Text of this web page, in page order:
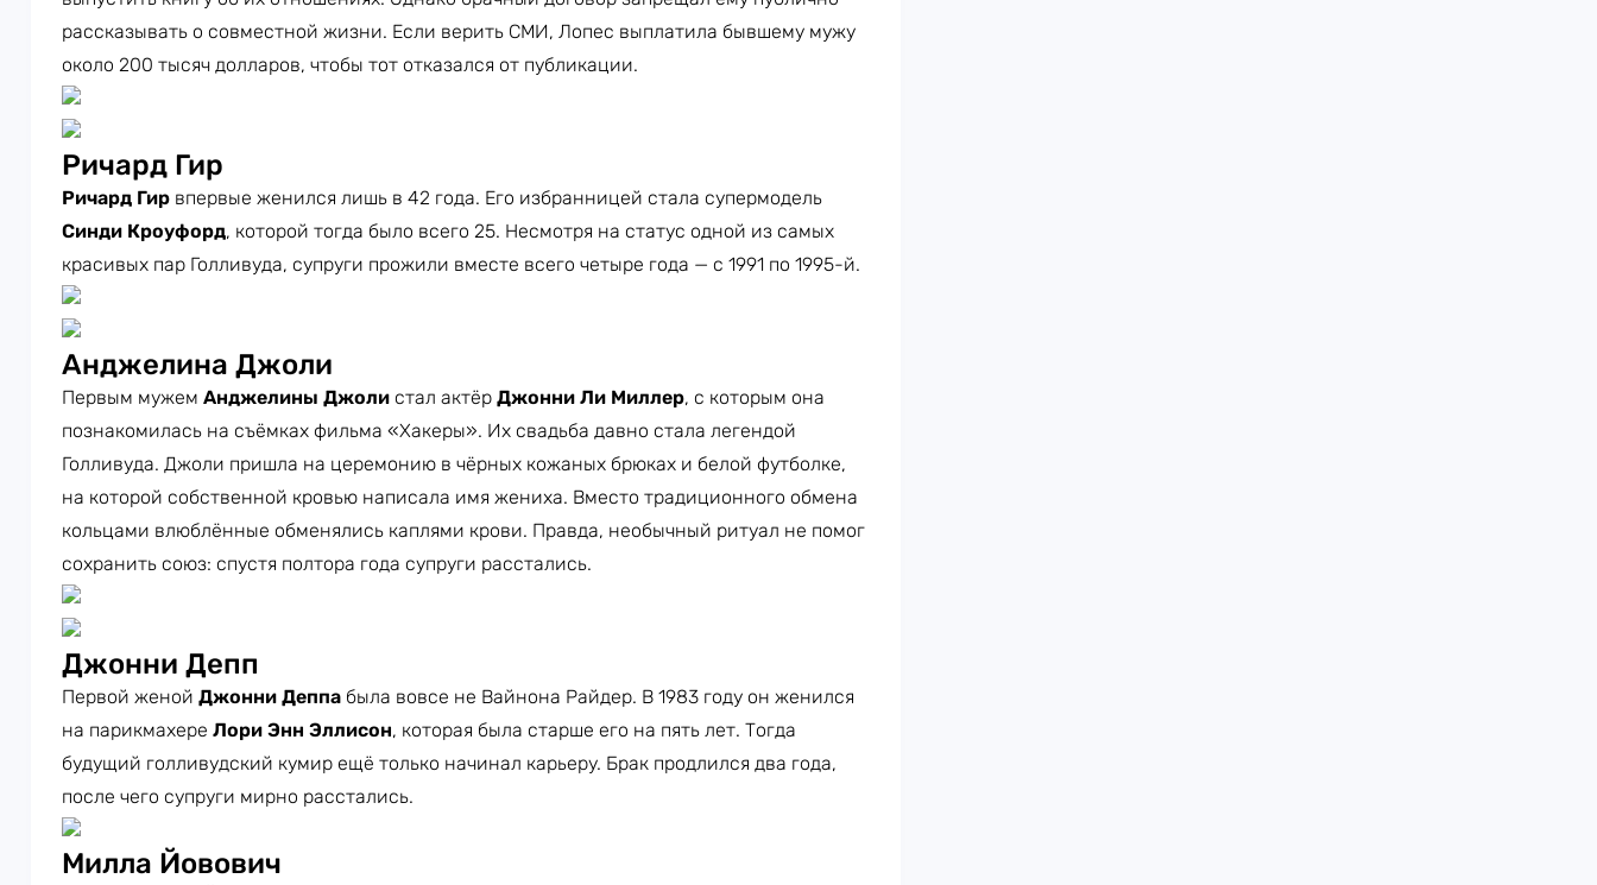
рассказывать о совместной жизни. Если верить СМИ, Лопес выплатила бывшему мужу
около 200 тысяч долларов, чтобы тот отказался от публикации.
Ричард Гир
Ричард Гир впервые женился лишь в 42 года. Его избранницей стала супермодель
Синди Кроуфорд, которой тогда было всего 25. Несмотря на статус одной из самых
красивых пар Голливуда, супруги прожили вместе всего четыре года — с 1991 по 1995-й.
Анджелина Джоли
Первым мужем Анджелины Джоли стал актёр Джонни Ли Миллер, с которым она
познакомилась на съёмках фильма «Хакеры». Их свадьба давно стала легендой
Голливуда. Джоли пришла на церемонию в чёрных кожаных брюках и белой футболке,
на которой собственной кровью написала имя жениха. Вместо традиционного обмена
кольцами влюблённые обменялись каплями крови. Правда, необычный ритуал не помог
сохранить союз: спустя полтора года супруги расстались.
Джонни Депп
Первой женой Джонни Деппа была вовсе не Вайнона Райдер. В 1983 году он женился
на парикмахере Лори Энн Эллисон, которая была старше его на пять лет. Тогда
будущий голливудский кумир ещё только начинал карьеру. Брак продлился два года,
после чего супруги мирно расстались.
Милла Йовович